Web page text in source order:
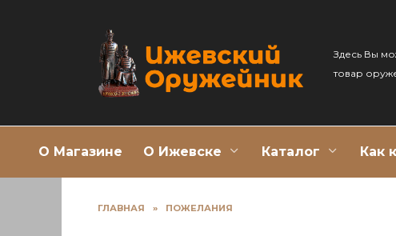
Здесь Вы
товар
О Магазине О Ижевске Каталог Как
ГЛАВНАЯ » ПОЖЕЛАНИЯ